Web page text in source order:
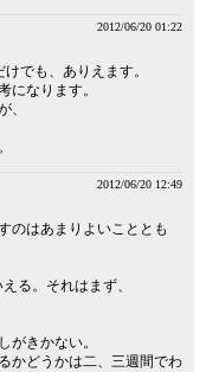
2012/06/20 01:22
でも、ありえます。
になります。
、
2012/06/20 12:49
のはあまりよいこととも
る。それはまず、
がきかない。
かどうかは二、三週間でわ